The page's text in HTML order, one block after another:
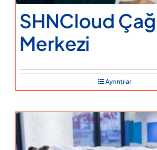
SHNCloud
Merkezi
Ayrıntılar